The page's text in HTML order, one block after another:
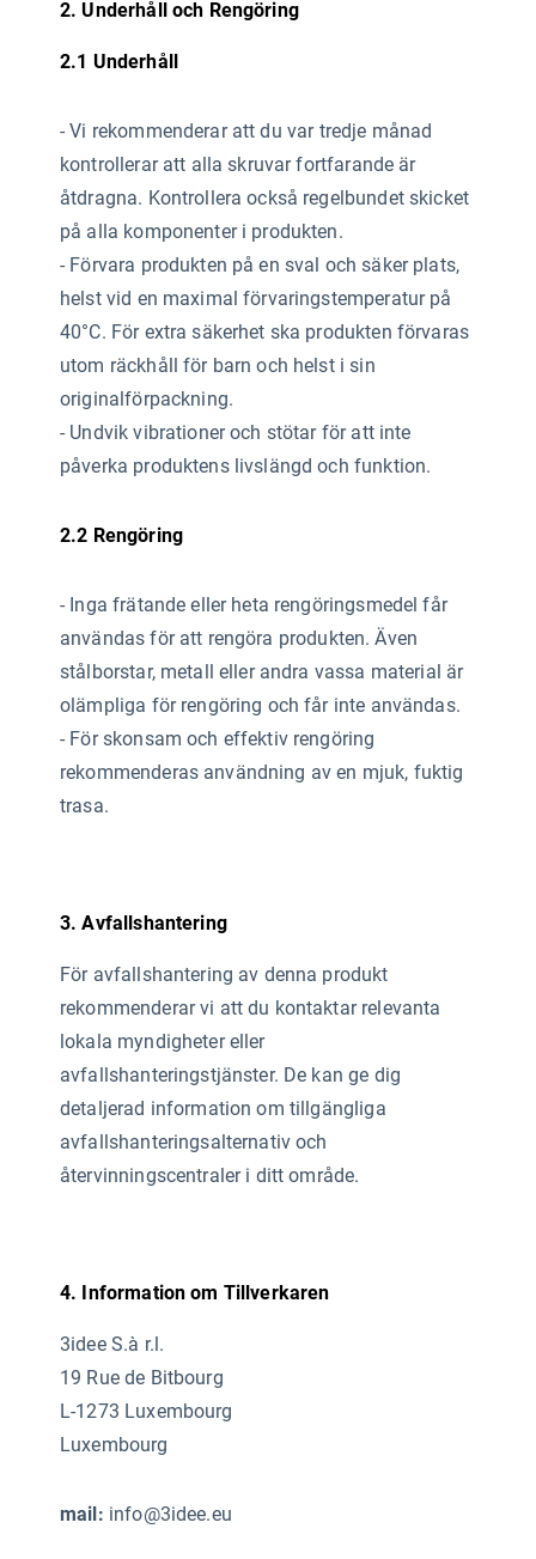
2. Underhåll och Rengöring
2.1 Underhåll
- Vi rekommenderar att du var tredje månad
kontrollerar att alla skruvar fortfarande är
åtdragna. Kontrollera också regelbundet skicket
på alla komponenter i produkten.
- Förvara produkten på en sval och säker plats,
helst vid en maximal förvaringstemperatur på
40°C. För extra säkerhet ska produkten förvaras
utom räckhåll för barn och helst i sin
originalförpackning.
- Undvik vibrationer och stötar för att inte
påverka produktens livslängd och funktion.
2.2 Rengöring
- Inga frätande eller heta rengöringsmedel får
användas för att rengöra produkten. Även
stålborstar, metall eller andra vassa material är
olämpliga för rengöring och får inte användas.
- För skonsam och effektiv rengöring
rekommenderas användning av en mjuk, fuktig
trasa.
3. Avfallshantering
För avfallshantering av denna produkt
rekommenderar vi att du kontaktar relevanta
lokala myndigheter eller
avfallshanteringstjänster. De kan ge dig
detaljerad information om tillgängliga
avfallshanteringsalternativ och
återvinningscentraler i ditt område.
4. Information om Tillverkaren
3idee S.à r.l.
19 Rue de Bitbourg
L-1273 Luxembourg
Luxembourg
mail: info@3idee.eu